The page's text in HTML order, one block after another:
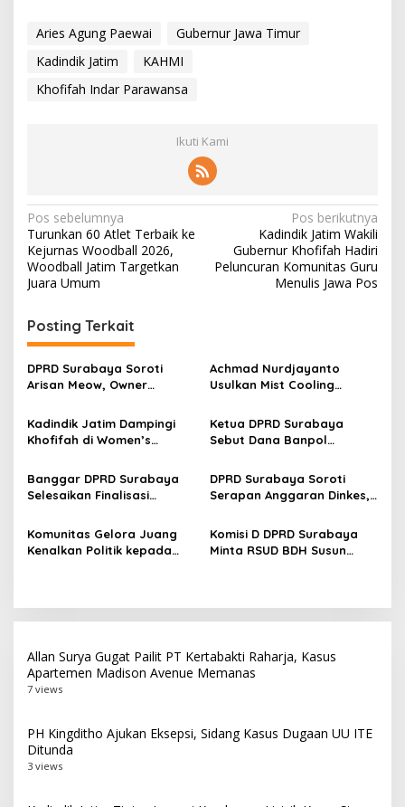
Aries Agung Paewai
Gubernur Jawa Timur
Kadindik Jatim
KAHMI
Khofifah Indar Parawansa
Ikuti Kami
N
a
v
i
g
a
s
i
p
o
s
Pos sebelumnya
Turunkan 60 Atlet Terbaik ke
Kejurnas Woodball 2026,
Woodball Jatim Targetkan
Juara Umum
Pos berikutnya
Kadindik Jatim Wakili
Gubernur Khofifah Hadiri
Peluncuran Komunitas Guru
Menulis Jawa Pos
Posting Terkait
DPRD Surabaya Soroti
Arisan Meow, Owner
Member Secara Bertahap
Achmad Nurdjayanto
Usulkan Mist Cooling
Surabaya di Tengah Cuaca
Panas
Kadindik Jatim Dampingi
Khofifah di Women’s
Perkuat Kepemimpinan
Perempuan untuk Indonesia
Ketua DPRD Surabaya
Sebut Dana Banpol
Pendidikan Politik
Masyarakat
Banggar DPRD Surabaya
Selesaikan Finalisasi
2025, Paripurna Digelar 27
Juli
DPRD Surabaya Soroti
Serapan Anggaran Dinkes,
Layanan Kesehatan Jadi
Perhatian
Komunitas Gelora Juang
Kenalkan Politik kepada
Komisi D DPRD Surabaya
Minta RSUD BDH Susun
Allan Surya Gugat Pailit PT Kertabakti Raharja, Kasus
Apartemen Madison Avenue Memanas
7 views
PH Kingditho Ajukan Eksepsi, Sidang Kasus Dugaan UU ITE
Ditunda
3 views